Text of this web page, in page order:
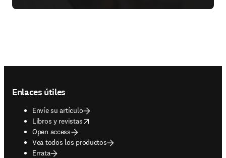
Enlaces útiles
Envíe su artículo
Libros y revistas
opens in new tab/window
Open access
Vea todos los productos
Errata